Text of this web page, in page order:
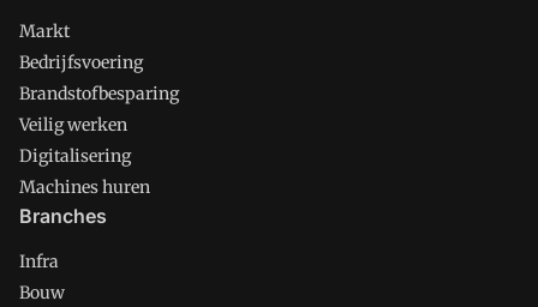
Markt
Bedrijfsvoering
Brandstofbesparing
Veilig werken
Digitalisering
Machines huren
Branches
Infra
Bouw